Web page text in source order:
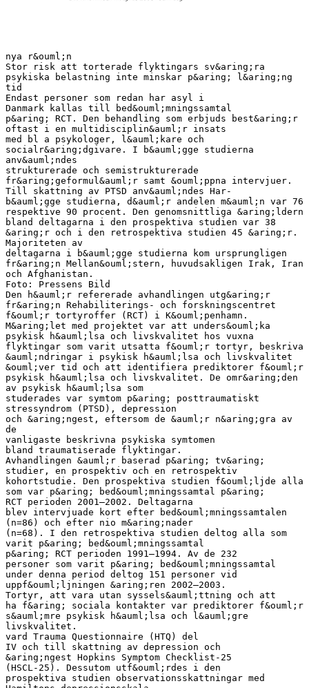
nya r&ouml;n
Stor risk att torterade flyktingars sv&aring;ra
psykiska belastning inte minskar p&aring; l&aring;ng
tid
Endast personer som redan har asyl i
Danmark kallas till bed&ouml;mningssamtal
p&aring; RCT. Den behandling som erbjuds best&aring;r
oftast i en multidisciplin&auml;r insats
med bl a psykologer, l&auml;kare och
socialr&aring;dgivare. I b&auml;gge studierna
anv&auml;ndes
strukturerade och semistrukturerade
fr&aring;geformul&auml;r samt &ouml;ppna intervjuer.
Till skattning av PTSD anv&auml;ndes Har-
b&auml;gge studierna, d&auml;r andelen m&auml;n var 76
respektive 90 procent. Den genomsnittliga &aring;ldern
bland deltagarna i den prospektiva studien var 38
&aring;r och i den retrospektiva studien 45 &aring;r.
Majoriteten av
deltagarna i b&auml;gge studierna kom ursprungligen
fr&aring;n Mellan&ouml;stern, huvudsakligen Irak, Iran
och Afghanistan.
Foto: Pressens Bild
Den h&auml;r refererade avhandlingen utg&aring;r
fr&aring;n Rehabiliterings- och forskningscentret
f&ouml;r tortyroffer (RCT) i K&ouml;penhamn.
M&aring;let med projektet var att unders&ouml;ka
psykisk h&auml;lsa och livskvalitet hos vuxna
flyktingar som varit utsatta f&ouml;r tortyr, beskriva
&auml;ndringar i psykisk h&auml;lsa och livskvalitet
&ouml;ver tid och att identifiera prediktorer f&ouml;r
psykisk h&auml;lsa och livskvalitet. De omr&aring;den
av psykisk h&auml;lsa som
studerades var symtom p&aring; posttraumatiskt
stressyndrom (PTSD), depression
och &aring;ngest, eftersom de &auml;r n&aring;gra av
de
vanligaste beskrivna psykiska symtomen
bland traumatiserade flyktingar.
Avhandlingen &auml;r baserad p&aring; tv&aring;
studier, en prospektiv och en retrospektiv
kohortstudie. Den prospektiva studien f&ouml;ljde alla
som var p&aring; bed&ouml;mningssamtal p&aring;
RCT perioden 2001–2002. Deltagarna
blev intervjuade kort efter bed&ouml;mningssamtalen
(n=86) och efter nio m&aring;nader
(n=68). I den retrospektiva studien deltog alla som
varit p&aring; bed&ouml;mningssamtal
p&aring; RCT perioden 1991–1994. Av de 232
personer som varit p&aring; bed&ouml;mningssamtal
under denna period deltog 151 personer vid
uppf&ouml;ljningen &aring;ren 2002–2003.
Tortyr, att vara utan syssels&auml;ttning och att
ha f&aring; sociala kontakter var prediktorer f&ouml;r
s&auml;mre psykisk h&auml;lsa och l&auml;gre
livskvalitet.
vard Trauma Questionnaire (HTQ) del
IV och till skattning av depression och
&aring;ngest Hopkins Symptom Checklist-25
(HSCL-25). Dessutom utf&ouml;rdes i den
prospektiva studien observationsskattningar med